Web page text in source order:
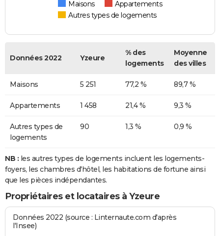
Maisons
Appartements
Autres types de logements
Données 2022 Yzeure
% des
logements
Moyenne
des villes
Maisons 5 251 77,2 % 89,7 %
Appartements 1 458 21,4 % 9,3 %
Autres types de
logements
90 1,3 % 0,9 %
NB : les autres types de logements incluent les logements-
foyers, les chambres d'hôtel, les habitations de fortune ainsi
que les pièces indépendantes.
Propriétaires et locataires à Yzeure
Données 2022 (source : Linternaute.com d'après
l'Insee)